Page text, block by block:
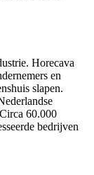
Horecava
en
slapen.
60.000
bedrijven